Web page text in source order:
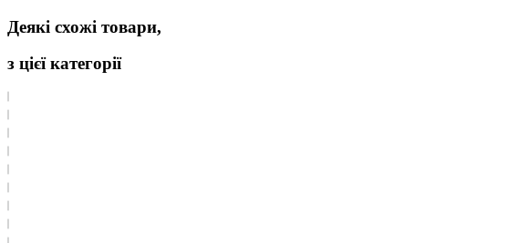
Деякі схожі товари,
з цієї категорії